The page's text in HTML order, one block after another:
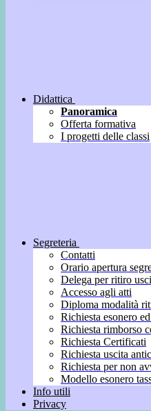
Didattica
Panoramica
Offerta formativa
I progetti delle classi
Segreteria
Contatti
Orario apertura
Delega per ritiro
Accesso agli atti
Diploma modalità
Richiesta esonero
Richiesta rimborso
Richiesta Certificati
Richiesta uscita
Richiesta per non
Modello esonero
Info utili
Privacy